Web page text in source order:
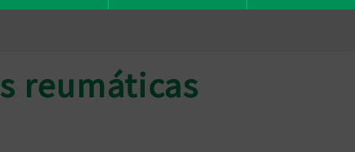
reumáticas